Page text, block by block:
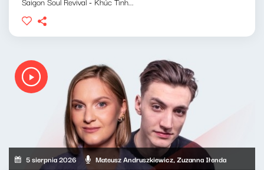
5 sierpnia 2026 Mateusz Andruszkiewicz, Zuzanna Iłenda